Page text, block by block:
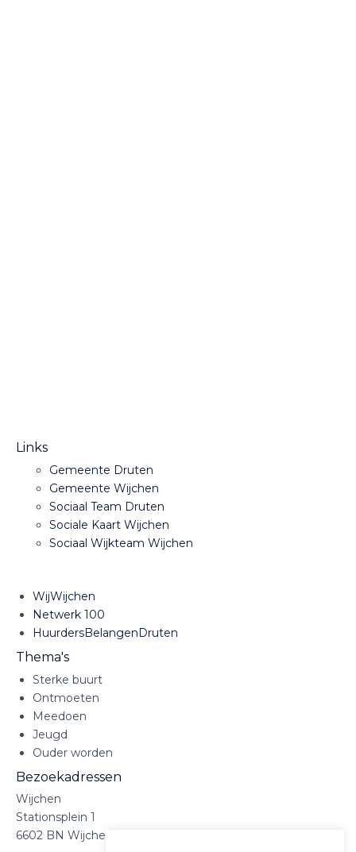
Links
Gemeente Druten
Gemeente Wijchen
Sociaal Team Druten
Sociale Kaart Wijchen
Sociaal Wijkteam Wijchen
WijWijchen
Netwerk 100
HuurdersBelangenDruten
Thema's
Sterke buurt
Ontmoeten
Meedoen
Jeugd
Ouder worden
Bezoekadressen
Wijchen
Stationsplein 1
6602 BN Wijchen